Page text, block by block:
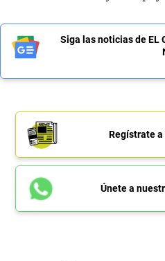
Siga las noticias de EL
Regístrate
Únete a